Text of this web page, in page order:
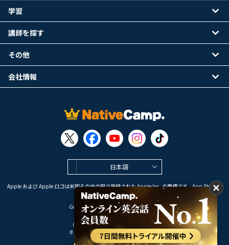
日本語
Apple および Apple ロゴは米国その他の国で登録された Apple Inc. の商標です。App Store は
Apple Inc. のサービスマークです。
Google Play は Google LLC の商標です。
Copyright © 2026 オンライン英会話
ネイティブキャンプ All Rights Reserved.
学習
講師を探す
その他
会社情報